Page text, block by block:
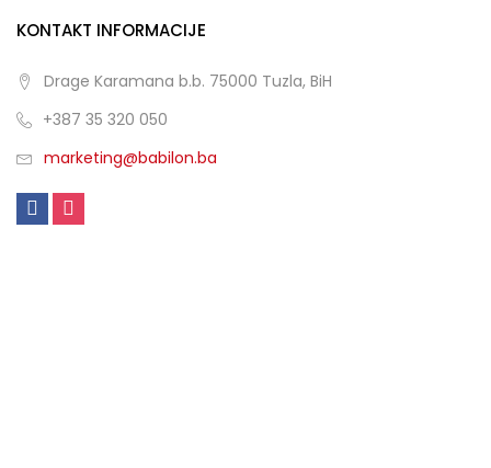
KONTAKT INFORMACIJE
Drage Karamana b.b. 75000 Tuzla, BiH
+387 35 320 050
marketing@babilon.ba